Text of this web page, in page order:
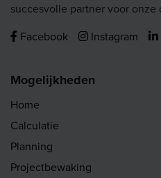
succesvolle partner voor onze
Facebook
Instagram
Mogelijkheden
Home
Calculatie
Planning
Projectbewaking